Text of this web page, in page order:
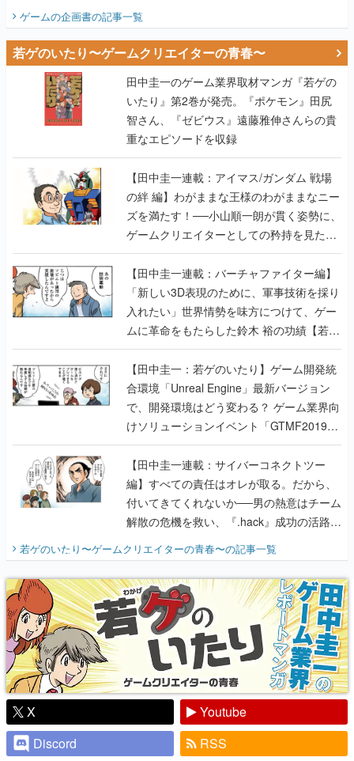
ビュー】
ゲームの企画書の記事一覧
若ゲのいたり〜ゲームクリエイターの青春〜
田中圭一のゲーム業界取材マンガ『若ゲの
いたり』第2巻が発売。『ポケモン』田尻
智さん、『ゼビウス』遠藤雅伸さんらの貴
重なエピソードを収録
【田中圭一連載：アイマス/ガンダム 戦場
の絆 編】わがままな王様のわがままなニー
ズを満たす！──小山順一朗が貫く姿勢に、
ゲームクリエイターとしての矜持を見た
【若ゲのいたり最終回】
【田中圭一連載：バーチャファイター編】
「新しい3D表現のために、軍事技術を採り
入れたい」世界情勢を味方につけて、ゲー
ムに革命をもたらした鈴木 裕の功績【若ゲ
のいたり】
【田中圭一：若ゲのいたり】ゲーム開発統
合環境「Unreal Engine」最新バージョン
で、開発環境はどう変わる？ ゲーム業界向
けソリューションイベント「GTMF2019」
に行って、より理解を深めよう【PR】
【田中圭一連載：サイバーコネクトツー
編】すべての責任はオレが取る。だから、
付いてきてくれないか──男の熱意はチーム
解散の危機を救い、『.hack』成功の活路を
開く。業界の快男児・松山 洋に流れる血は
『少年ジャンプ』色だった【若ゲのいた
り】
若ゲのいたり〜ゲームクリエイターの青春〜の記事一覧
X
Youtube
Discord
RSS